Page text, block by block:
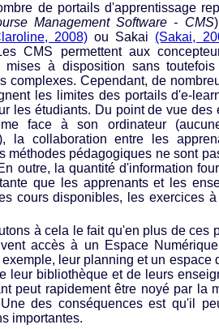
de portails d'apprentissage
Management Software - CMS
2008) ou Sakai (Sakai,
CMS permettent aux
mises à disposition sans
complexes. Cependant, de
les limites des portails d'e-
les étudiants. Du point de vue des
face à son ordinateur
la collaboration entre les
méthodes pédagogiques ne sont
outre, la quantité d'information
que les apprenants et les
cours disponibles, les exercices
à cela le fait qu'en plus de ces
accès à un Espace
leur planning et un espace
leur bibliothèque et de leurs
peut rapidement être noyé par la
des conséquences est qu'il
importantes.